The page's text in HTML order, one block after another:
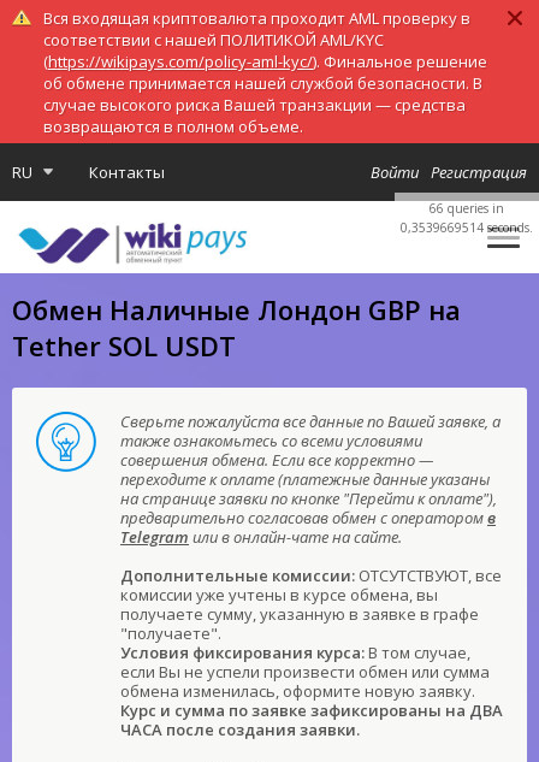
Вся входящая криптовалюта проходит AML проверку в
соответствии с нашей ПОЛИТИКОЙ AML/KYC
(https://wikipays.com/policy-aml-kyc/). Финальное решение
об обмене принимается нашей службой безопасности. В
случае высокого риска Вашей транзакции — средства
возвращаются в полном объеме.
RU Контакты Регистрация
Войти
Обмен Наличные Лондон GBP на
Tether SOL USDT
Сверьте пожалуйста все данные по Вашей заявке, а
также ознакомьтесь со всеми условиями
совершения обмена. Если все корректно —
переходите к оплате (платежные данные указаны
на странице заявки по кнопке "Перейти к оплате"),
предварительно согласовав обмен с операторомв
Telegram или в онлайн-чате на сайте.
Дополнительные комиссии: ОТСУТСТВУЮТ, все
комиссии уже учтены в курсе обмена, вы
получаете сумму, указанную в заявке в графе
"получаете".
Условия фиксирования курса: В том случае,
если Вы не успели произвести обмен или сумма
обмена изменилась, оформите новую заявку.
Курс и сумма по заявке зафиксированы на ДВА
ЧАСА после создания заявки.
66 queries in
0,3539669514 seconds.